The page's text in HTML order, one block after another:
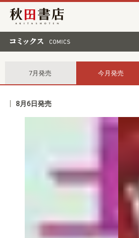
秋田書店
7月発売 今月発売
8月6日発売